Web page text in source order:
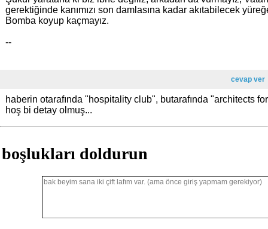
gerektiğinde kanımızı son damlasına kadar akıtabilecek
Bomba koyup kaçmayız.
--
cevap ver
haberin otarafında "hospitality club", butarafında "architects
hoş bi detay olmuş...
boşlukları doldurun